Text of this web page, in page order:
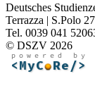
Deutsches
Terrazza | S.Polo
Tel. 0039 041
© DSZV 2026